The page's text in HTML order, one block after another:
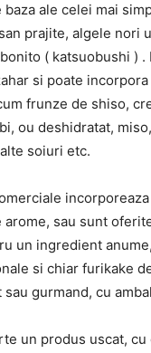
ale celei mai
prajite, algele nori
( katsuobushi ) .
si poate incorpora
frunze de shiso,
ou deshidratat,
soiuri etc.
arome, sau sunt
un ingredient
si chiar furikake
gurmand, cu
un produs uscat, cu